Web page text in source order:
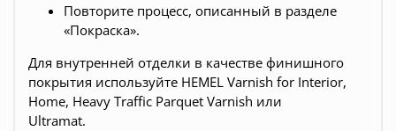
Повторите процесс, описанный в разделе
«Покраска».
Для внутренней отделки в качестве финишного
покрытия используйте HEMEL Varnish for Interior,
Home, Heavy Traffic Parquet Varnish или
Ultramat.